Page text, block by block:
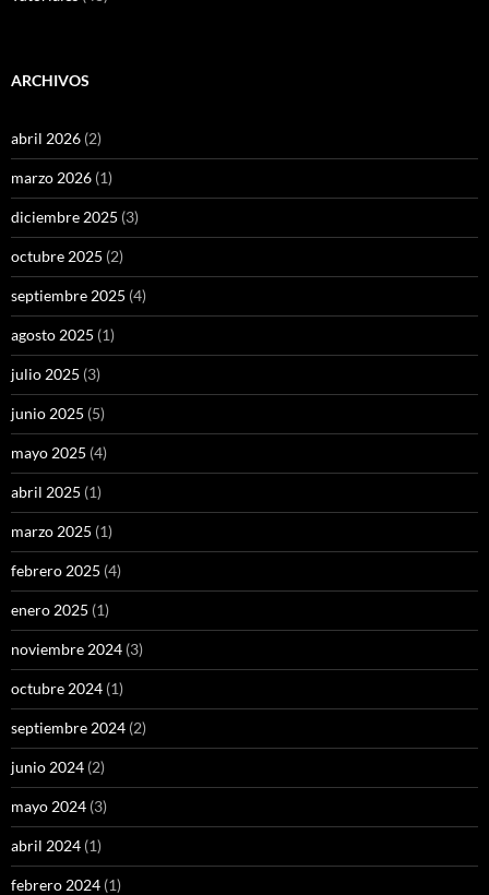
ARCHIVOS
abril 2026 (2)
marzo 2026 (1)
diciembre 2025 (3)
octubre 2025 (2)
septiembre 2025 (4)
agosto 2025 (1)
julio 2025 (3)
junio 2025 (5)
mayo 2025 (4)
abril 2025 (1)
marzo 2025 (1)
febrero 2025 (4)
enero 2025 (1)
noviembre 2024 (3)
octubre 2024 (1)
septiembre 2024 (2)
junio 2024 (2)
mayo 2024 (3)
abril 2024 (1)
febrero 2024 (1)